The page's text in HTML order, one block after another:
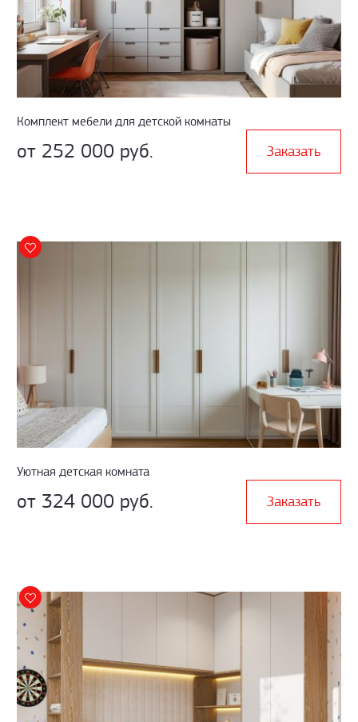
Комплект мебели для детской комнаты
от 252 000 руб. Заказать
Уютная детская комната
от 324 000 руб. Заказать